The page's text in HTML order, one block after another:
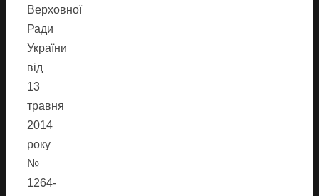
Верховної
Ради
України
від
13
травня
2014
року
№
1264-